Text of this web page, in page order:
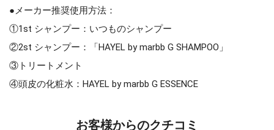
●メーカー推奨使用方法：
①1st シャンプー：いつものシャンプー
②2st シャンプー：「HAYEL by marbb G SHAMPOO」
③トリートメント
④頭皮の化粧水：HAYEL by marbb G ESSENCE
お客様からのクチコミ